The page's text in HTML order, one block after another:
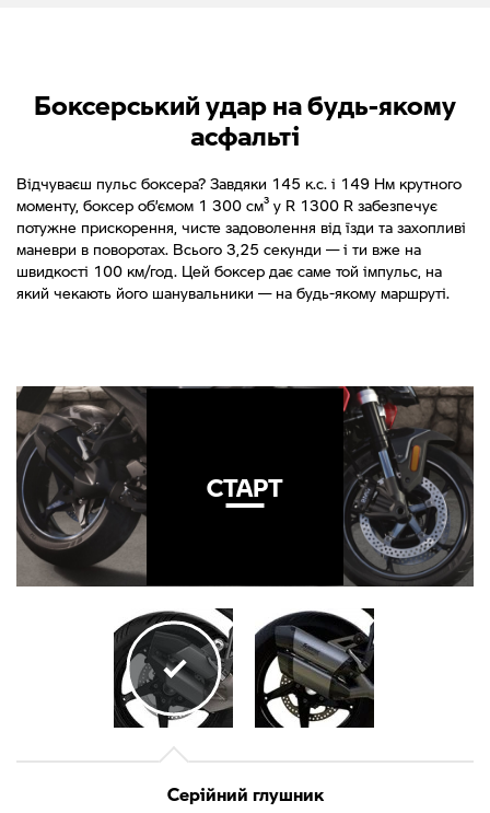
Боксерський удар на будь-якому
асфальті
Відчуваєш пульс боксера? Завдяки 145 к.с. і 149 Нм крутного
моменту, боксер об’ємом 1 300 см³ у R 1300 R забезпечує
потужне прискорення, чисте задоволення від їзди та захопливі
маневри в поворотах. Всього 3,25 секунди — і ти вже на
швидкості 100 км/год. Цей боксер дає саме той імпульс, на
який чекають його шанувальники — на будь-якому маршруті.
СТАРТ
СТАРТ
Серійний глушник